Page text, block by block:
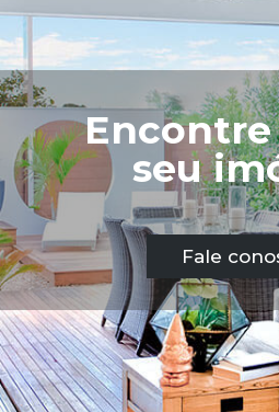
seu
Fale